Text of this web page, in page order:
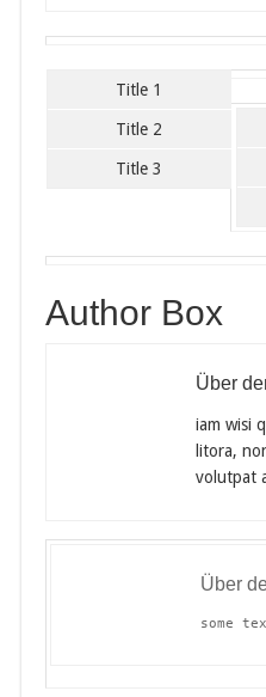
Title 1
Title 2
Title 3
Author Box
Über
iam wisi
litora,
volutpat
Über
some